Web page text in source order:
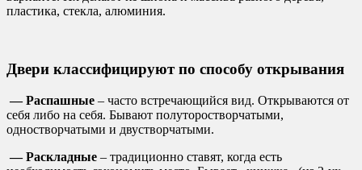
пластика, стекла, алюминия.
Двери классифицируют по способу открывания
— Распашные – часто встречающийся вид. Открываются от
себя либо на себя. Бывают полуторостворчатыми,
одностворчатыми и двустворчатыми.
— Раскладные – традиционно ставят, когда есть